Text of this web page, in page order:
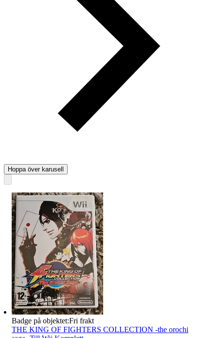
Hoppa över karusell
Badge på objektet:Fri frakt
THE KING OF FIGHTERS COLLECTION -the orochi